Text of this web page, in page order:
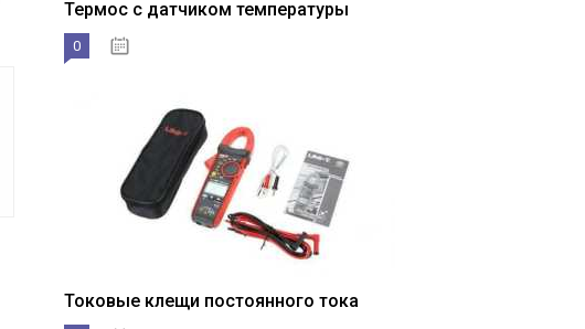
Термос с датчиком температуры
0
Токовые клещи постоянного тока